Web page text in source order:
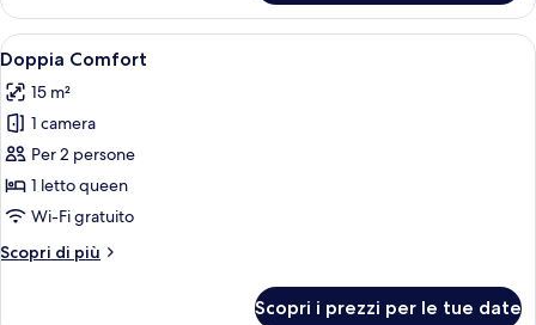
Comfort
Apri
tutte
le
foto
per
Doppia
Comfort
Un letto rifatto con un cappello
12
Doppia Comfort
15 m²
1 camera
Per 2 persone
1 letto queen
Wi-Fi gratuito
Scopri di più
Altri
Scopri i prezzi per le tue date